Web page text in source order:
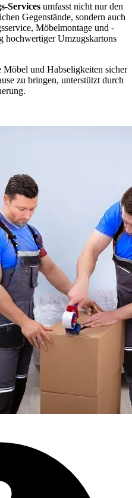
Services umfasst nicht nur den
Gegenstände, sondern auch
Möbelmontage und -
hochwertiger Umzugskartons
und Habseligkeiten sicher
zu bringen, unterstützt durch